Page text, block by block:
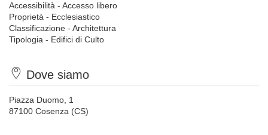
Accessibilità - Accesso libero
Proprietà - Ecclesiastico
Classificazione - Architettura
Tipologia - Edifici di Culto
Dove siamo
Piazza Duomo, 1
87100 Cosenza (CS)